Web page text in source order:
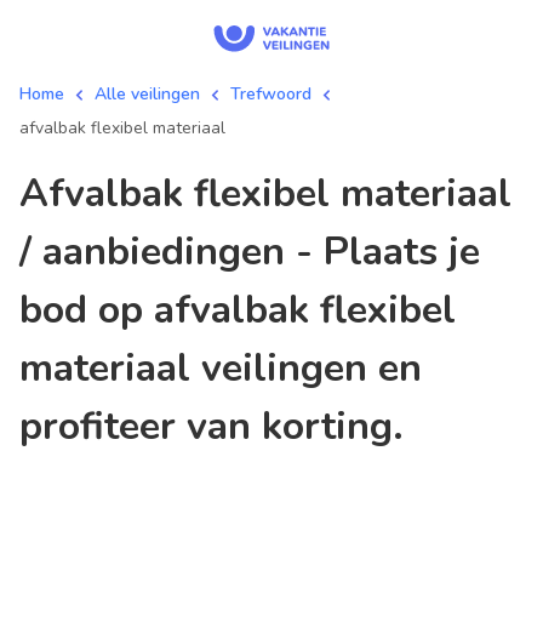
Home Alle veilingen
Trefwoord
afvalbak flexibel materiaal
afvalbak flexibel materiaal
/ aanbiedingen - Plaats je
bod op afvalbak flexibel
materiaal veilingen en
profiteer van korting.